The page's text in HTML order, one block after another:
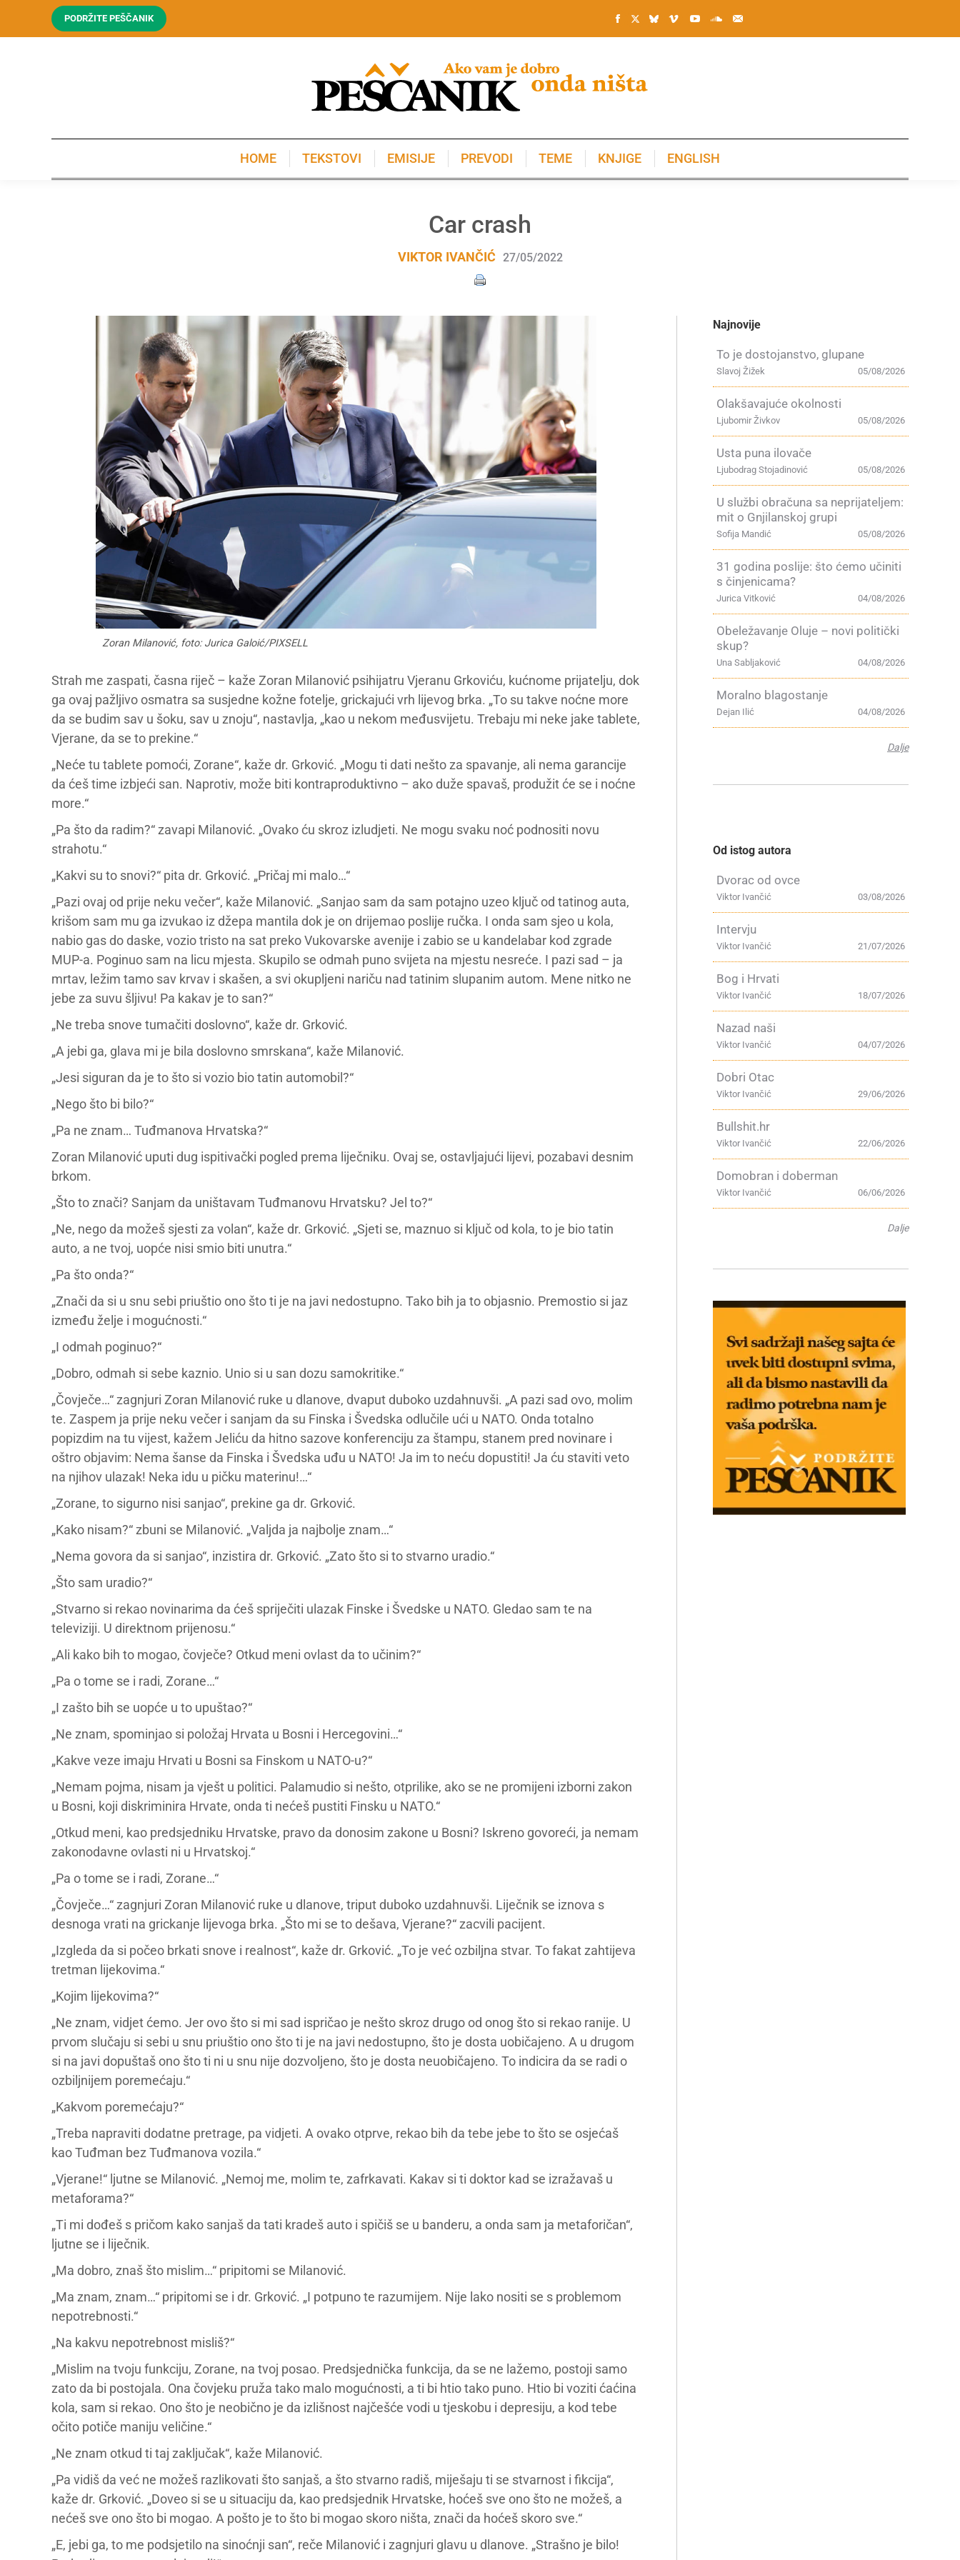
PODRŽITE PEŠČANIK
HOME TEKSTOVI EMISIJE PREVODI TEME KNJIGE ENGLISH
Car crash
VIKTOR IVANČIĆ 27/05/2022
Zoran Milanović, foto: Jurica Galoić/PIXSELL
Strah me zaspati, časna riječ – kaže Zoran Milanović psihijatru Vjeranu Grkoviću, kućnome prijatelju, dok
ga ovaj pažljivo osmatra sa susjedne kožne fotelje, grickajući vrh lijevog brka. „To su takve noćne more
da se budim sav u šoku, sav u znoju“, nastavlja, „kao u nekom međusvijetu. Trebaju mi neke jake tablete,
Vjerane, da se to prekine.“
„Neće tu tablete pomoći, Zorane“, kaže dr. Grković. „Mogu ti dati nešto za spavanje, ali nema garancije
da ćeš time izbjeći san. Naprotiv, može biti kontraproduktivno – ako duže spavaš, produžit će se i noćne
more.“
„Pa što da radim?“ zavapi Milanović. „Ovako ću skroz izludjeti. Ne mogu svaku noć podnositi novu
strahotu.“
„Kakvi su to snovi?“ pita dr. Grković. „Pričaj mi malo…“
„Pazi ovaj od prije neku večer“, kaže Milanović. „Sanjao sam da sam potajno uzeo ključ od tatinog auta,
krišom sam mu ga izvukao iz džepa mantila dok je on drijemao poslije ručka. I onda sam sjeo u kola,
nabio gas do daske, vozio tristo na sat preko Vukovarske avenije i zabio se u kandelabar kod zgrade
MUP-a. Poginuo sam na licu mjesta. Skupilo se odmah puno svijeta na mjestu nesreće. I pazi sad – ja
mrtav, ležim tamo sav krvav i skašen, a svi okupljeni nariču nad tatinim slupanim autom. Mene nitko ne
jebe za suvu šljivu! Pa kakav je to san?“
„Ne treba snove tumačiti doslovno“, kaže dr. Grković.
„A jebi ga, glava mi je bila doslovno smrskana“, kaže Milanović.
„Jesi siguran da je to što si vozio bio tatin automobil?“
„Nego što bi bilo?“
„Pa ne znam… Tuđmanova Hrvatska?“
Zoran Milanović uputi dug ispitivački pogled prema liječniku. Ovaj se, ostavljajući lijevi, pozabavi desnim
brkom.
„Što to znači? Sanjam da uništavam Tuđmanovu Hrvatsku? Jel to?“
„Ne, nego da možeš sjesti za volan“, kaže dr. Grković. „Sjeti se, maznuo si ključ od kola, to je bio tatin
auto, a ne tvoj, uopće nisi smio biti unutra.“
„Pa što onda?“
„Znači da si u snu sebi priuštio ono što ti je na javi nedostupno. Tako bih ja to objasnio. Premostio si jaz
između želje i mogućnosti.“
„I odmah poginuo?“
„Dobro, odmah si sebe kaznio. Unio si u san dozu samokritike.“
„Čovječe…“ zagnjuri Zoran Milanović ruke u dlanove, dvaput duboko uzdahnuvši. „A pazi sad ovo, molim
te. Zaspem ja prije neku večer i sanjam da su Finska i Švedska odlučile ući u NATO. Onda totalno
popizdim na tu vijest, kažem Jeliću da hitno sazove konferenciju za štampu, stanem pred novinare i
oštro objavim: Nema šanse da Finska i Švedska uđu u NATO! Ja im to neću dopustiti! Ja ću staviti veto
na njihov ulazak! Neka idu u pičku materinu!…“
„Zorane, to sigurno nisi sanjao“, prekine ga dr. Grković.
„Kako nisam?“ zbuni se Milanović. „Valjda ja najbolje znam…“
„Nema govora da si sanjao“, inzistira dr. Grković. „Zato što si to stvarno uradio.“
„Što sam uradio?“
„Stvarno si rekao novinarima da ćeš spriječiti ulazak Finske i Švedske u NATO. Gledao sam te na
televiziji. U direktnom prijenosu.“
„Ali kako bih to mogao, čovječe? Otkud meni ovlast da to učinim?“
„Pa o tome se i radi, Zorane…“
„I zašto bih se uopće u to upuštao?“
„Ne znam, spominjao si položaj Hrvata u Bosni i Hercegovini…“
„Kakve veze imaju Hrvati u Bosni sa Finskom u NATO-u?“
„Nemam pojma, nisam ja vješt u politici. Palamudio si nešto, otprilike, ako se ne promijeni izborni zakon
u Bosni, koji diskriminira Hrvate, onda ti nećeš pustiti Finsku u NATO.“
„Otkud meni, kao predsjedniku Hrvatske, pravo da donosim zakone u Bosni? Iskreno govoreći, ja nemam
zakonodavne ovlasti ni u Hrvatskoj.“
„Pa o tome se i radi, Zorane…“
„Čovječe…“ zagnjuri Zoran Milanović ruke u dlanove, triput duboko uzdahnuvši. Liječnik se iznova s
desnoga vrati na grickanje lijevoga brka. „Što mi se to dešava, Vjerane?“ zacvili pacijent.
„Izgleda da si počeo brkati snove i realnost“, kaže dr. Grković. „To je već ozbiljna stvar. To fakat zahtijeva
tretman lijekovima.“
„Kojim lijekovima?“
„Ne znam, vidjet ćemo. Jer ovo što si mi sad ispričao je nešto skroz drugo od onog što si rekao ranije. U
prvom slučaju si sebi u snu priuštio ono što ti je na javi nedostupno, što je dosta uobičajeno. A u drugom
si na javi dopuštaš ono što ti ni u snu nije dozvoljeno, što je dosta neuobičajeno. To indicira da se radi o
ozbiljnijem poremećaju.“
„Kakvom poremećaju?“
„Treba napraviti dodatne pretrage, pa vidjeti. A ovako otprve, rekao bih da tebe jebe to što se osjećaš
kao Tuđman bez Tuđmanova vozila.“
„Vjerane!“ ljutne se Milanović. „Nemoj me, molim te, zafrkavati. Kakav si ti doktor kad se izražavaš u
metaforama?“
„Ti mi dođeš s pričom kako sanjaš da tati kradeš auto i spičiš se u banderu, a onda sam ja metaforičan“,
ljutne se i liječnik.
„Ma dobro, znaš što mislim…“ pripitomi se Milanović.
„Ma znam, znam…“ pripitomi se i dr. Grković. „I potpuno te razumijem. Nije lako nositi se s problemom
nepotrebnosti.“
„Na kakvu nepotrebnost misliš?“
„Mislim na tvoju funkciju, Zorane, na tvoj posao. Predsjednička funkcija, da se ne lažemo, postoji samo
zato da bi postojala. Ona čovjeku pruža tako malo mogućnosti, a ti bi htio tako puno. Htio bi voziti ćaćina
kola, sam si rekao. Ono što je neobično je da izlišnost najčešće vodi u tjeskobu i depresiju, a kod tebe
očito potiče maniju veličine.“
„Ne znam otkud ti taj zaključak“, kaže Milanović.
„Pa vidiš da već ne možeš razlikovati što sanjaš, a što stvarno radiš, miješaju ti se stvarnost i fikcija“,
kaže dr. Grković. „Doveo si se u situaciju da, kao predsjednik Hrvatske, hoćeš sve ono što ne možeš, a
nećeš sve ono što bi mogao. A pošto je to što bi mogao skoro ništa, znači da hoćeš skoro sve.“
„E, jebi ga, to me podsjetilo na sinoćnji san“, reče Milanović i zagnjuri glavu u dlanove. „Strašno je bilo!
Najnovije
To je dostojanstvo, glupane
05/08/2026
Slavoj Žižek
Olakšavajuće okolnosti
05/08/2026
Ljubomir Živkov
Usta puna ilovače
05/08/2026
Ljubodrag Stojadinović
U službi obračuna sa neprijateljem:
mit o Gnjilanskoj grupi
05/08/2026
Sofija Mandić
31 godina poslije: što ćemo učiniti
s činjenicama?
04/08/2026
Jurica Vitković
Obeležavanje Oluje – novi politički
skup?
04/08/2026
Una Sabljaković
Moralno blagostanje
04/08/2026
Dejan Ilić
Dalje
Od istog autora
Dvorac od ovce
03/08/2026
Viktor Ivančić
Intervju
21/07/2026
Viktor Ivančić
Bog i Hrvati
18/07/2026
Viktor Ivančić
Nazad naši
04/07/2026
Viktor Ivančić
Dobri Otac
29/06/2026
Viktor Ivančić
Bullshit.hr
22/06/2026
Viktor Ivančić
Domobran i doberman
06/06/2026
Viktor Ivančić
Dalje
KNJIGE ENGLISH